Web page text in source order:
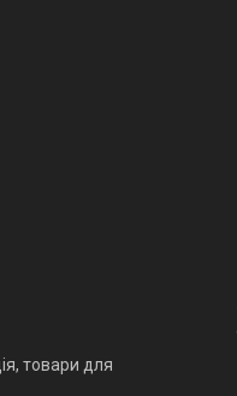
товари для